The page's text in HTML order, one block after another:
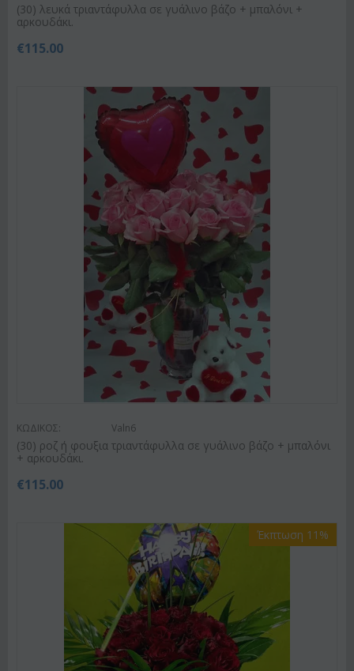
(30) λευκά τριαντάφυλλα σε γυάλινο βάζο + μπαλόνι +
αρκουδάκι.
€115.00
ΚΩΔΙΚΟΣ: Valn6
(30) ροζ ή φουξια τριαντάφυλλα σε γυάλινο βάζο + μπαλόνι
+ αρκουδάκι.
€115.00
Έκπτωση 11%